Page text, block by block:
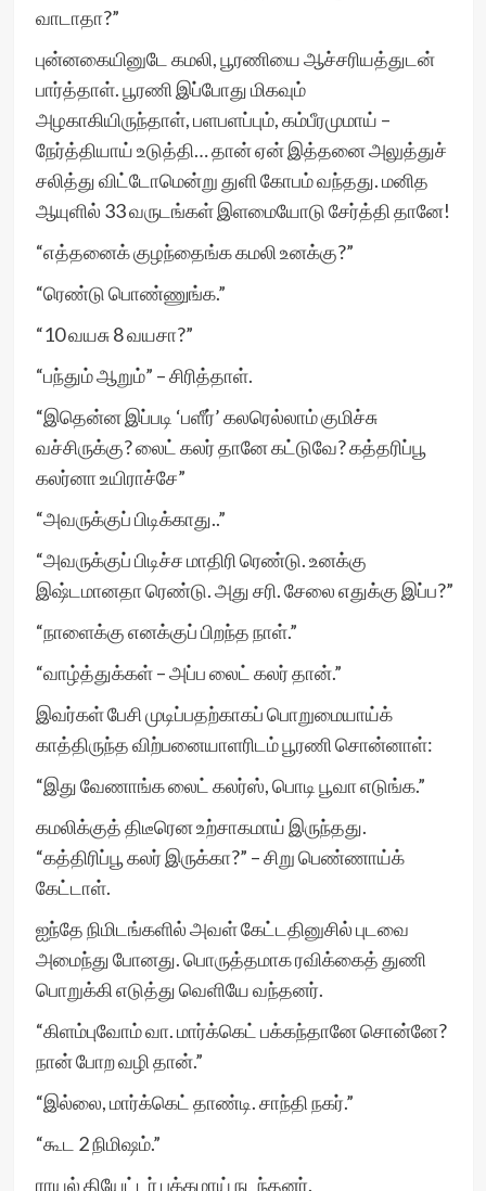
வாடாதா?”
புன்னகையினுடே கமலி, பூரணியை ஆச்சரியத்துடன்
பார்த்தாள். பூரணி இப்போது மிகவும்
அழகாகியிருந்தாள், பளபளப்பும், கம்பீரமுமாய் –
நேர்த்தியாய் உடுத்தி… தான் ஏன் இத்தனை அலுத்துச்
சலித்து விட்டோமென்று துளி கோபம் வந்தது. மனித
ஆயுளில் 33 வருடங்கள் இளமையோடு சேர்த்தி தானே!
“எத்தனைக் குழந்தைங்க கமலி உனக்கு?”
“ரெண்டு பொண்ணுங்க.”
“10 வயசு 8 வயசா?”
“பந்தும் ஆறும்” – சிரித்தாள்.
“இதென்ன இப்படி ‘பளீர்’ கலரெல்லாம் குமிச்சு
வச்சிருக்கு? லைட் கலர் தானே கட்டுவே? கத்தரிப்பூ
கலர்னா உயிராச்சே”
“அவருக்குப் பிடிக்காது..”
“அவருக்குப் பிடிச்ச மாதிரி ரெண்டு. உனக்கு
இஷ்டமானதா ரெண்டு. அது சரி. சேலை எதுக்கு இப்ப?”
“நாளைக்கு எனக்குப் பிறந்த நாள்.”
“வாழ்த்துக்கள் – அப்ப லைட் கலர் தான்.”
இவர்கள் பேசி முடிப்பதற்காகப் பொறுமையாய்க்
காத்திருந்த விற்பனையாளரிடம் பூரணி சொன்னாள்:
“இது வேணாங்க லைட் கலர்ஸ், பொடி பூவா எடுங்க.”
கமலிக்குத் திடீரென உற்சாகமாய் இருந்தது.
“கத்திரிப்பூ கலர் இருக்கா?” – சிறு பெண்ணாய்க்
கேட்டாள்.
ஐந்தே நிமிடங்களில் அவள் கேட்டதினுசில் புடவை
அமைந்து போனது. பொருத்தமாக ரவிக்கைத் துணி
பொறுக்கி எடுத்து வெளியே வந்தனர்.
“கிளம்புவோம் வா. மார்க்கெட் பக்கந்தானே சொன்னே?
நான் போற வழி தான்.”
“இல்லை, மார்க்கெட் தாண்டி. சாந்தி நகர்.”
“கூட 2 நிமிஷம்.”
ராயல் தியேட்டர் பக்கமாய் நடந்தனர்.